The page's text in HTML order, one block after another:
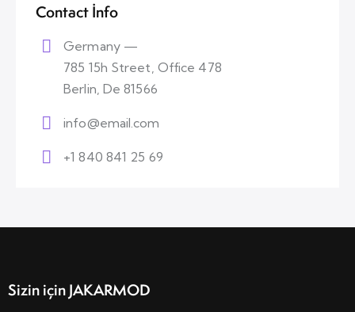
Contact Info
Germany —
785 15h Street, Office 478
Berlin, De 81566
info@email.com
+1 840 841 25 69
Sizin için JAKARMOD